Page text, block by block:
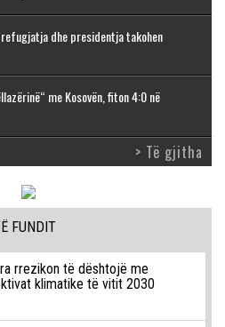
dhe presidentja takohen
me Kosovën, fiton 4:0 në
> Të gjitha
FUNDIT
rrezikon të dështojë me
klimatike të vitit 2030